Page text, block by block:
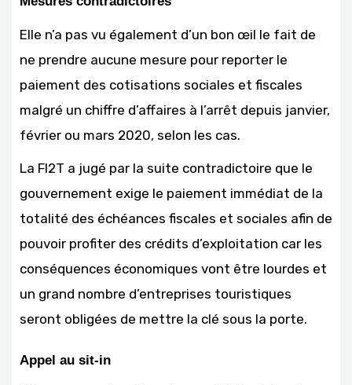
Elle n’a pas vu également d’un bon œil le fait de
ne prendre aucune mesure pour reporter le
paiement des cotisations sociales et fiscales
malgré un chiffre d’affaires à l’arrêt depuis janvier,
février ou mars 2020, selon les cas.
La FI2T a jugé par la suite contradictoire que le
gouvernement exige le paiement immédiat de la
totalité des échéances fiscales et sociales afin de
pouvoir profiter des crédits d’exploitation car les
conséquences économiques vont être lourdes et
un grand nombre d’entreprises touristiques
seront obligées de mettre la clé sous la porte.
Appel au sit-in